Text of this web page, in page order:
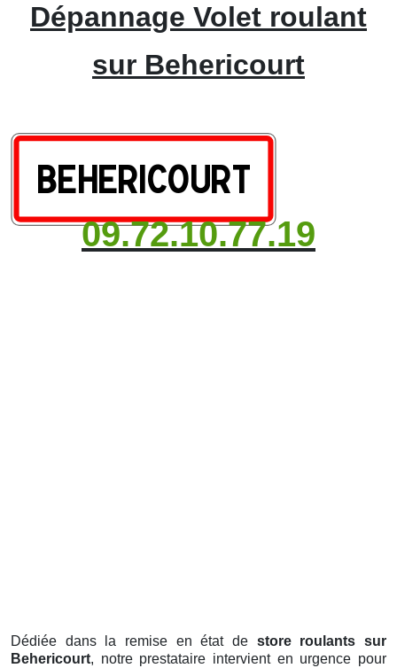
Dépannage Volet roulant
sur Behericourt
09.72.10.77.19
Dédiée dans la remise en état de store roulants sur
Behericourt, notre prestataire intervient en urgence pour